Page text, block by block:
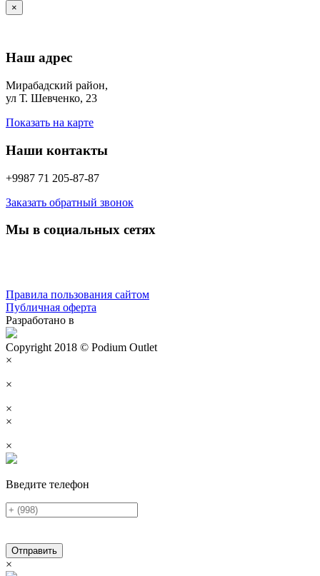
×
Наш адрес
Мирабадский район,
ул Т. Шевченко, 23
Показать на карте
Наши контакты
+9987 71 205-87-87
Заказать обратный звонок
Мы в социальных сетях
Правила пользования сайтом
Публичная оферта
Разработано в
Copyright 2018 © Podium Outlet
×
×
×
×
×
Введите телефон
Отправить
×